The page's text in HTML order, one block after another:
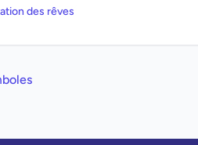
des rêves